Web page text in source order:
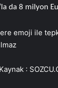
da 8 milyon
emoji ile
: